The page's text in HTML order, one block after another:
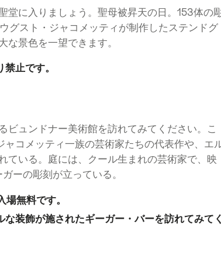
に入りましょう。聖母被昇天の日。153体の
グスト・ジャコメッティが制作したステンドグ
景色を一望できます。
止です。
ビュンドナー美術館を訪れてみてください。こ
コメッティ一族の芸術家たちの代表作や、エ
ている。庭には、クール生まれの芸術家で、映
ーの彫刻が立っている。
無料です。
装飾が施されたギーガー・バーを訪れてみてく